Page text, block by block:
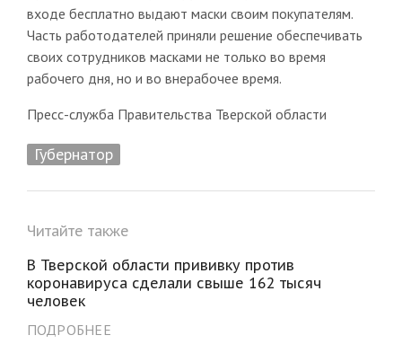
входе бесплатно выдают маски своим покупателям.
Часть работодателей приняли решение обеспечивать
своих сотрудников масками не только во время
рабочего дня, но и во внерабочее время.
Пресс-служба Правительства Тверской области
Губернатор
Читайте также
В Тверской области прививку против
коронавируса сделали свыше 162 тысяч
человек
ПОДРОБНЕЕ